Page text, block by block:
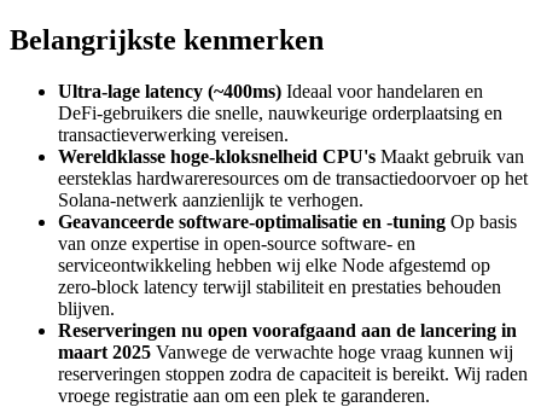
Belangrijkste kenmerken
Ultra-lage latency (~400ms) Ideaal voor handelaren en
DeFi-gebruikers die snelle, nauwkeurige orderplaatsing en
transactieverwerking vereisen.
Wereldklasse hoge-kloksnelheid CPU's Maakt gebruik van
eersteklas hardwareresources om de transactiedoorvoer op het
Solana-netwerk aanzienlijk te verhogen.
Geavanceerde software-optimalisatie en -tuning Op basis
van onze expertise in open-source software- en
serviceontwikkeling hebben wij elke Node afgestemd op
zero-block latency terwijl stabiliteit en prestaties behouden
blijven.
Reserveringen nu open voorafgaand aan de lancering in
maart 2025 Vanwege de verwachte hoge vraag kunnen wij
reserveringen stoppen zodra de capaciteit is bereikt. Wij raden
vroege registratie aan om een plek te garanderen.